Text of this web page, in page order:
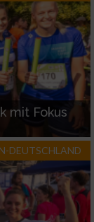
mit Fokus
DEUTSCHLAND